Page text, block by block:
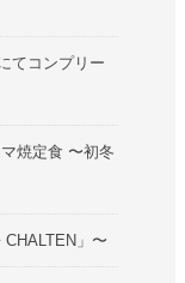
てコンプリー
焼定食 〜初冬
」〜